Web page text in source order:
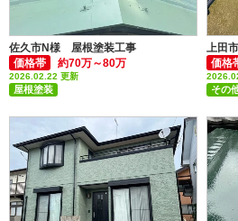
佐久市N様 屋根塗装工事
価格帯
約70万～80万
2026.02.22 更新
屋根塗装
上田
価格
その